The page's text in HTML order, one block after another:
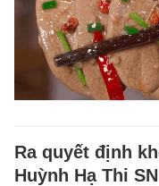
Ra quyết định
Huỳnh Hạ Thi